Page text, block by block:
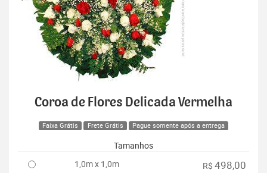
Coroa de Flores Delicada Vermelha
Faixa Grátis Frete Grátis Pague somente após a entrega
Tamanhos
1,0m x 1,0m
R$ 498,00